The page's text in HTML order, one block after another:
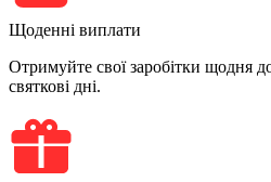
Щоденні виплати
Отримуйте свої заробітки щодня
святкові дні.